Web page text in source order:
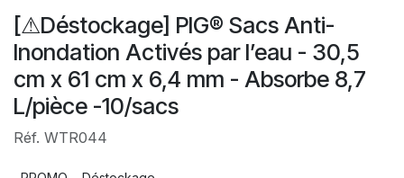
[⚠Déstockage] PIG® Sacs Anti-
Inondation Activés par l’eau - 30,5
cm x 61 cm x 6,4 mm - Absorbe 8,7
L/pièce -10/sacs
Réf. WTR044